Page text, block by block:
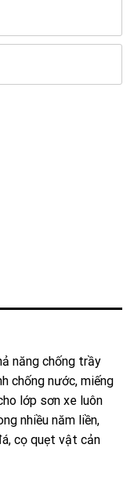
năng chống trầy
chống nước, miếng
lớp sơn xe luôn
nhiều năm liền,
cọ quẹt vật cản